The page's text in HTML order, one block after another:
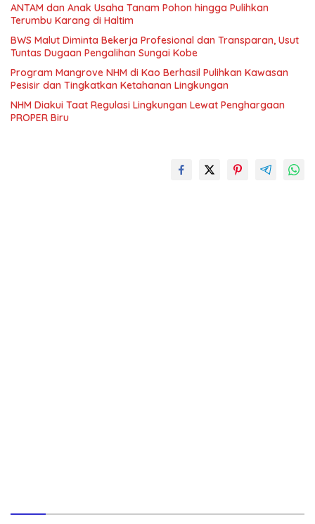
ANTAM dan Anak Usaha Tanam Pohon hingga Pulihkan
Terumbu Karang di Haltim
BWS Malut Diminta Bekerja Profesional dan Transparan, Usut
Tuntas Dugaan Pengalihan Sungai Kobe
Program Mangrove NHM di Kao Berhasil Pulihkan Kawasan
Pesisir dan Tingkatkan Ketahanan Lingkungan
NHM Diakui Taat Regulasi Lingkungan Lewat Penghargaan
PROPER Biru